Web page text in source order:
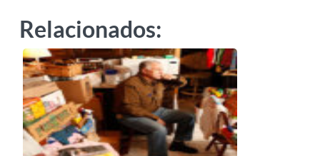
Relacionados: